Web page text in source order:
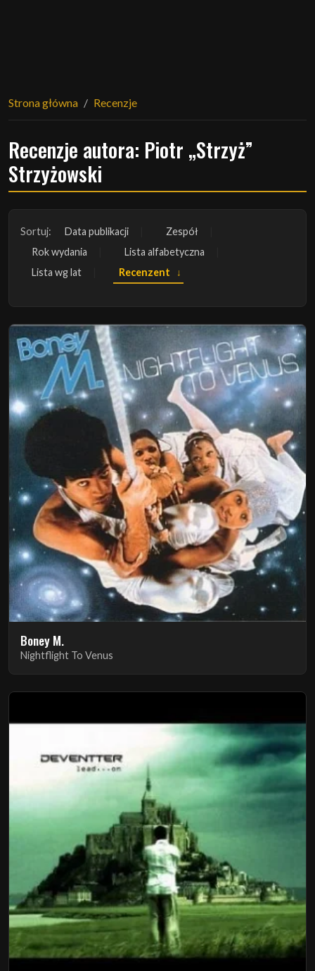
Strona główna Recenzje
Recenzje autora: Piotr „Strzyż”
Strzyżowski
Sortuj: Data publikacji
Zespół
Rok wydania
Lista alfabetyczna
Lista wg lat
Recenzent
Boney M.
Nightflight To Venus